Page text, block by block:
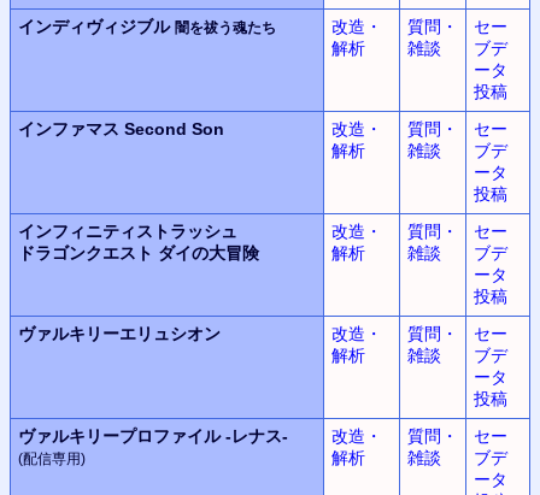
インディヴィジブル 闇を祓う魂たち
改造・
解析
質問・
雑談
セー
ブデ
ータ
投稿
インファマス Second Son
改造・
解析
質問・
雑談
セー
ブデ
ータ
投稿
インフィニティストラッシュ
ドラゴンクエスト ダイの大冒険
改造・
解析
質問・
雑談
セー
ブデ
ータ
投稿
ヴァルキリーエリュシオン
改造・
解析
質問・
雑談
セー
ブデ
ータ
投稿
ヴァルキリープロファイル-レナス-
(配信専用)
改造・
解析
質問・
雑談
セー
ブデ
ータ